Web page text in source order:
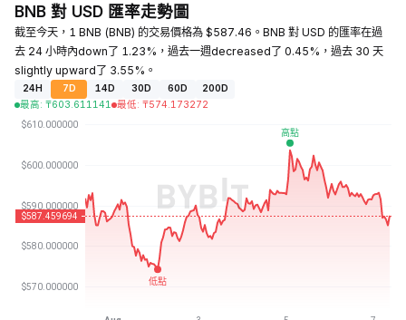
BNB 對 USD 匯率走勢圖
截至今天，1 BNB (BNB) 的交易價格為 $587.46。BNB 對 USD 的匯率在過
去 24 小時內down了 1.23%，過去一週decreased了 0.45%，過去 30 天
slightly upward了 3.55%。
24H 7D 14D 30D 60D
200D
最高: ₸603.611141 最低: ₸574.173272
最近更新時間：2026-08-07 08:32 (GMT+0)